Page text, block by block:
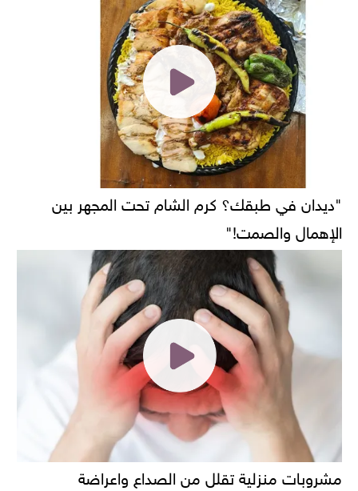
"ديدان في طبقك؟ كرم الشام تحت المجهر بين
الإهمال والصمت!"
مشروبات منزلية تقلل من الصداع واعراضة